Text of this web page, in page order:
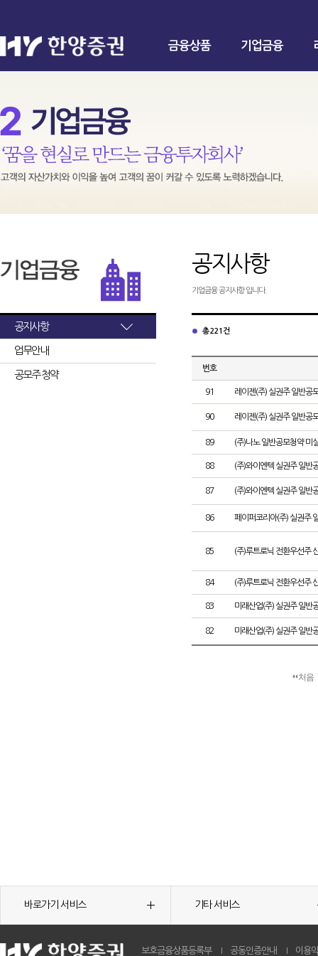
금융상품 기업금융
공지사항
업무안내
공모주 청약
공지사항
기업금융 공지사항 입니다.
총 221건
번호
91 레이젠(주) 실권주 일반공
90 레이젠(주) 실권주 일반공
89 (주)나노 일반공모청약 미
88 (주)와이엔텍 실권주 일반
87 (주)와이엔텍 실권주 일반
86 페이퍼코리아(주) 실권주
85 (주)루트로닉 전환우선주
84 (주)루트로닉 전환우선주
83 미래산업(주) 실권주 일반
82 미래산업(주) 실권주 일반
처음
바로가기 서비스 기타 서비스
보호금융상품등록부 공동인증안내 이용